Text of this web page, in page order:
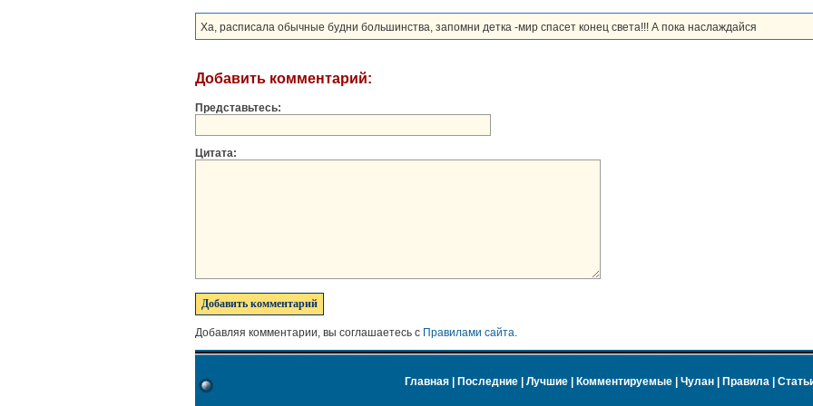
Ха, расписала обычные будни большинства, запомни детка -мир спасет конец света!!! А пока наслаждайся
Добавить комментарий:
Представьтесь:
Цитата:
Добавляя комментарии, вы соглашаетесь с Правилами сайта.
Главная| Последние| Лучшие| Комментируемые| Чулан| Правила|